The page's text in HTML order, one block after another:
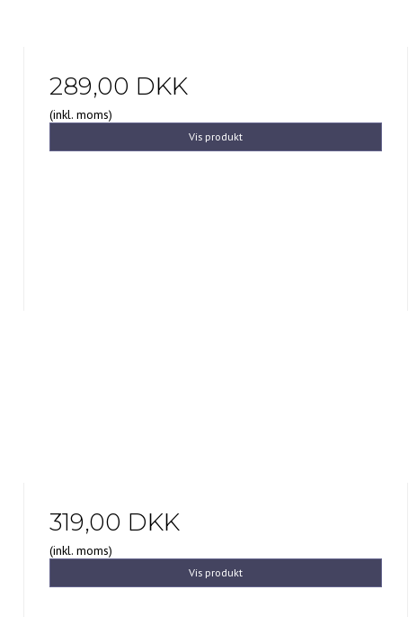
289,00 DKK
(inkl. moms)
Vis produkt
319,00 DKK
(inkl. moms)
Vis produkt